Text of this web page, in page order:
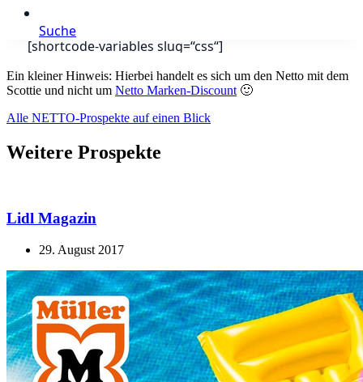
Ein kleiner Hinweis: Hierbei handelt es sich um den Netto mit dem
Scottie und nicht um Netto Marken-Discount🙂
Alle NETTO-Prospekte auf einen Blick
Weitere Prospekte
Lidl Magazin
29. August 2017